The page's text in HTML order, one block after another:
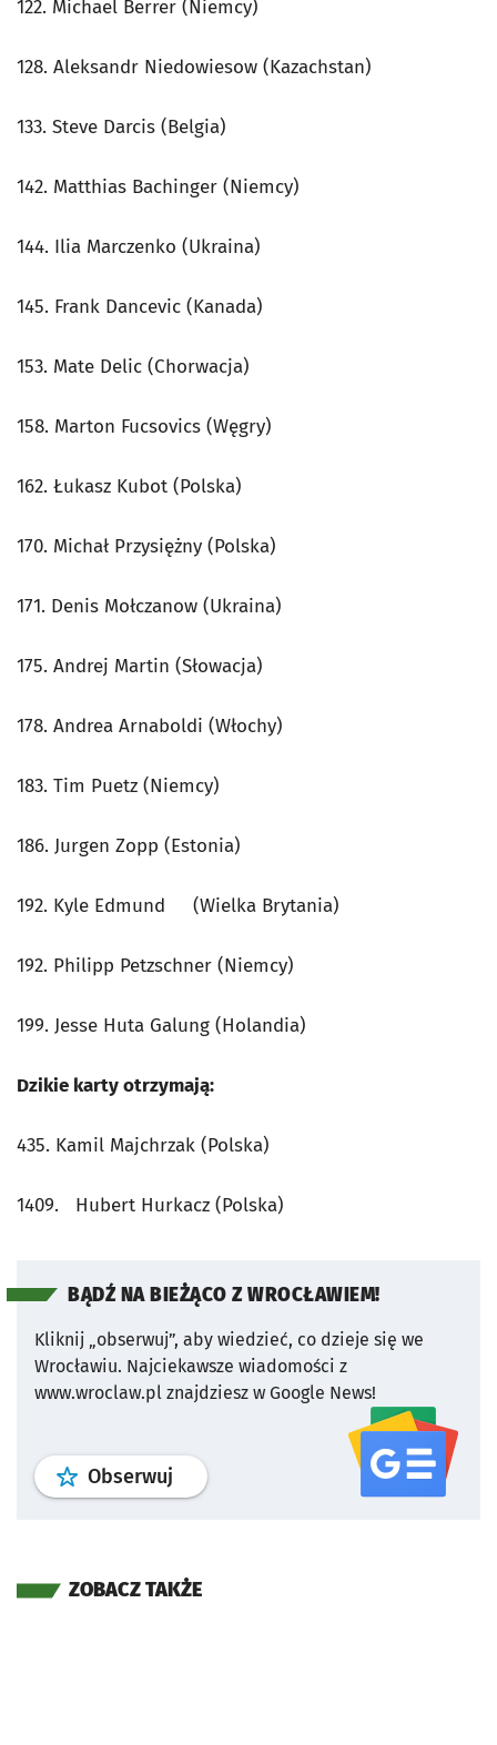
122. Michael Berrer (Niemcy)
128. Aleksandr Niedowiesow (Kazachstan)
133. Steve Darcis (Belgia)
142. Matthias Bachinger (Niemcy)
144. Ilia Marczenko (Ukraina)
145. Frank Dancevic (Kanada)
153. Mate Delic (Chorwacja)
158. Marton Fucsovics (Węgry)
162. Łukasz Kubot (Polska)
170. Michał Przysiężny (Polska)
171. Denis Mołczanow (Ukraina)
175. Andrej Martin (Słowacja)
178. Andrea Arnaboldi (Włochy)
183. Tim Puetz (Niemcy)
186. Jurgen Zopp (Estonia)
192. Kyle Edmund (Wielka Brytania)
192. Philipp Petzschner (Niemcy)
199. Jesse Huta Galung (Holandia)
Dzikie karty otrzymają:
435. Kamil Majchrzak (Polska)
1409. Hubert Hurkacz (Polska)
BĄDŹ NA BIEŻĄCO Z WROCŁAWIEM!
Kliknij „obserwuj”, aby wiedzieć, co dzieje się we
Wrocławiu. Najciekawsze wiadomości z
www.wroclaw.pl znajdziesz w Google News!
Obserwuj profil serwisu
ZOBACZ TAKŻE